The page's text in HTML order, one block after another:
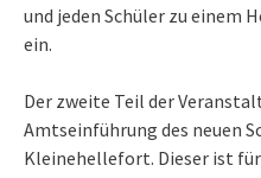
und jeden Schüler zu einem
ein.
Der zweite Teil der
Amtseinführung des neuen
Kleinehellefort. Dieser ist